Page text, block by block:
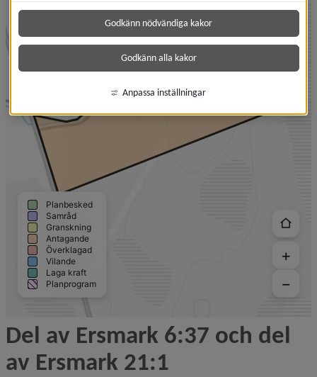
Del av Ersmark 6:37 och del
av Ersmark 21:1
Godkänn nödvändiga kakor
Godkänn alla kakor
Anpassa inställningar